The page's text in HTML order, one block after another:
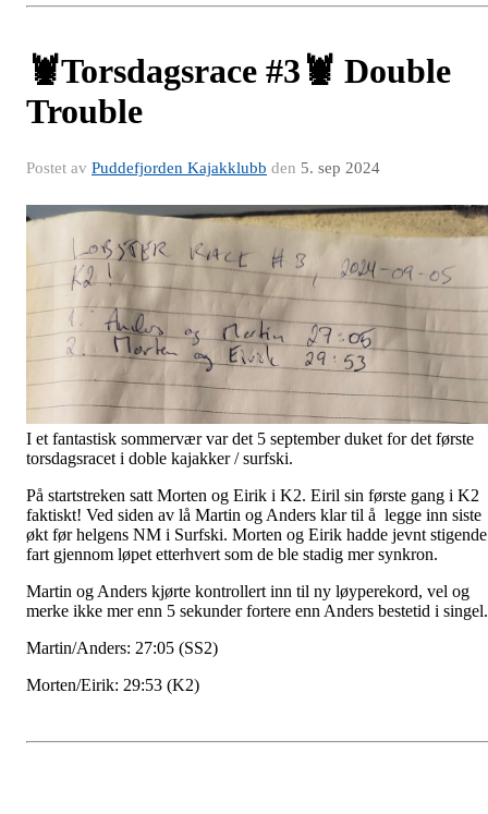
🦞Torsdagsrace #3🦞 Double
Trouble
Postet av Puddefjorden Kajakklubb den 5. sep 2024
I et fantastisk sommervær var det 5 september duket for det første
torsdagsracet i doble kajakker / surfski.
På startstreken satt Morten og Eirik i K2. Eiril sin første gang i K2
faktiskt! Ved siden av lå Martin og Anders klar til å legge inn siste
økt før helgens NM i Surfski. Morten og Eirik hadde jevnt stigende
fart gjennom løpet etterhvert som de ble stadig mer synkron.
Martin og Anders kjørte kontrollert inn til ny løyperekord, vel og
merke ikke mer enn 5 sekunder fortere enn Anders bestetid i singel.
Martin/Anders: 27:05 (SS2)
Morten/Eirik: 29:53 (K2)